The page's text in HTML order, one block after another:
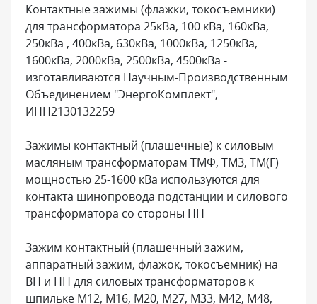
Контактные зажимы (флажки, токосъемники)
для трансформатора 25кВа, 100 кВа, 160кВа,
250кВа , 400кВа, 630кВа, 1000кВа, 1250кВа,
1600кВа, 2000кВа, 2500кВа, 4500кВа -
изготавливаются Научным-Производственным
Объединением "ЭнергоКомплект",
ИНН2130132259
Зажимы контактный (плашечные) к силовым
масляным трансформаторам ТМФ, ТМЗ, ТМ(Г)
мощностью 25-1600 кВа используются для
контакта шинопровода подстанции и силового
трансформатора со стороны НН
Зажим контактный (плашечный зажим,
аппаратный зажим, флажок, токосъемник) на
ВН и НН для силовых трансформаторов к
шпильке М12, М16, М20, М27, М33, М42, М48,